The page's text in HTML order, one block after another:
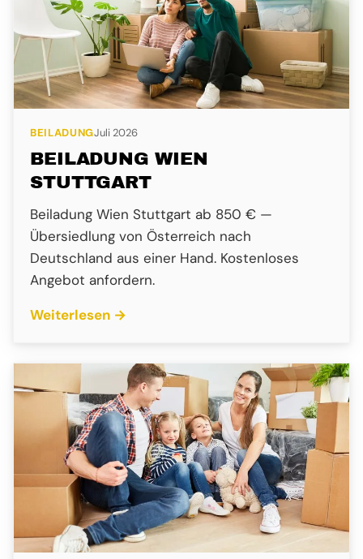
BEILADUNGJuli 2026
BEILADUNG WIEN
STUTTGART
Beiladung Wien Stuttgart ab 850 € —
Übersiedlung von Österreich nach
Deutschland aus einer Hand. Kostenloses
Angebot anfordern.
Weiterlesen →